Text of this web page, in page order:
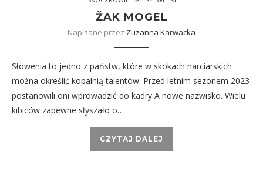
ŽAK MOGEL
Napisane przez Zuzanna Karwacka
Słowenia to jedno z państw, które w skokach narciarskich
można określić kopalnią talentów. Przed letnim sezonem 2023
postanowili oni wprowadzić do kadry A nowe nazwisko. Wielu
kibiców zapewne słyszało o…
CZYTAJ DALEJ